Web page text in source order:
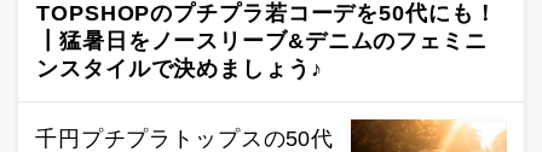
TOPSHOPのプチプラ若コーデを50代にも！
┃猛暑日をノースリーブ&デニムのフェミニ
ンスタイルで決めましょう♪
千円プチプラトップスの50代